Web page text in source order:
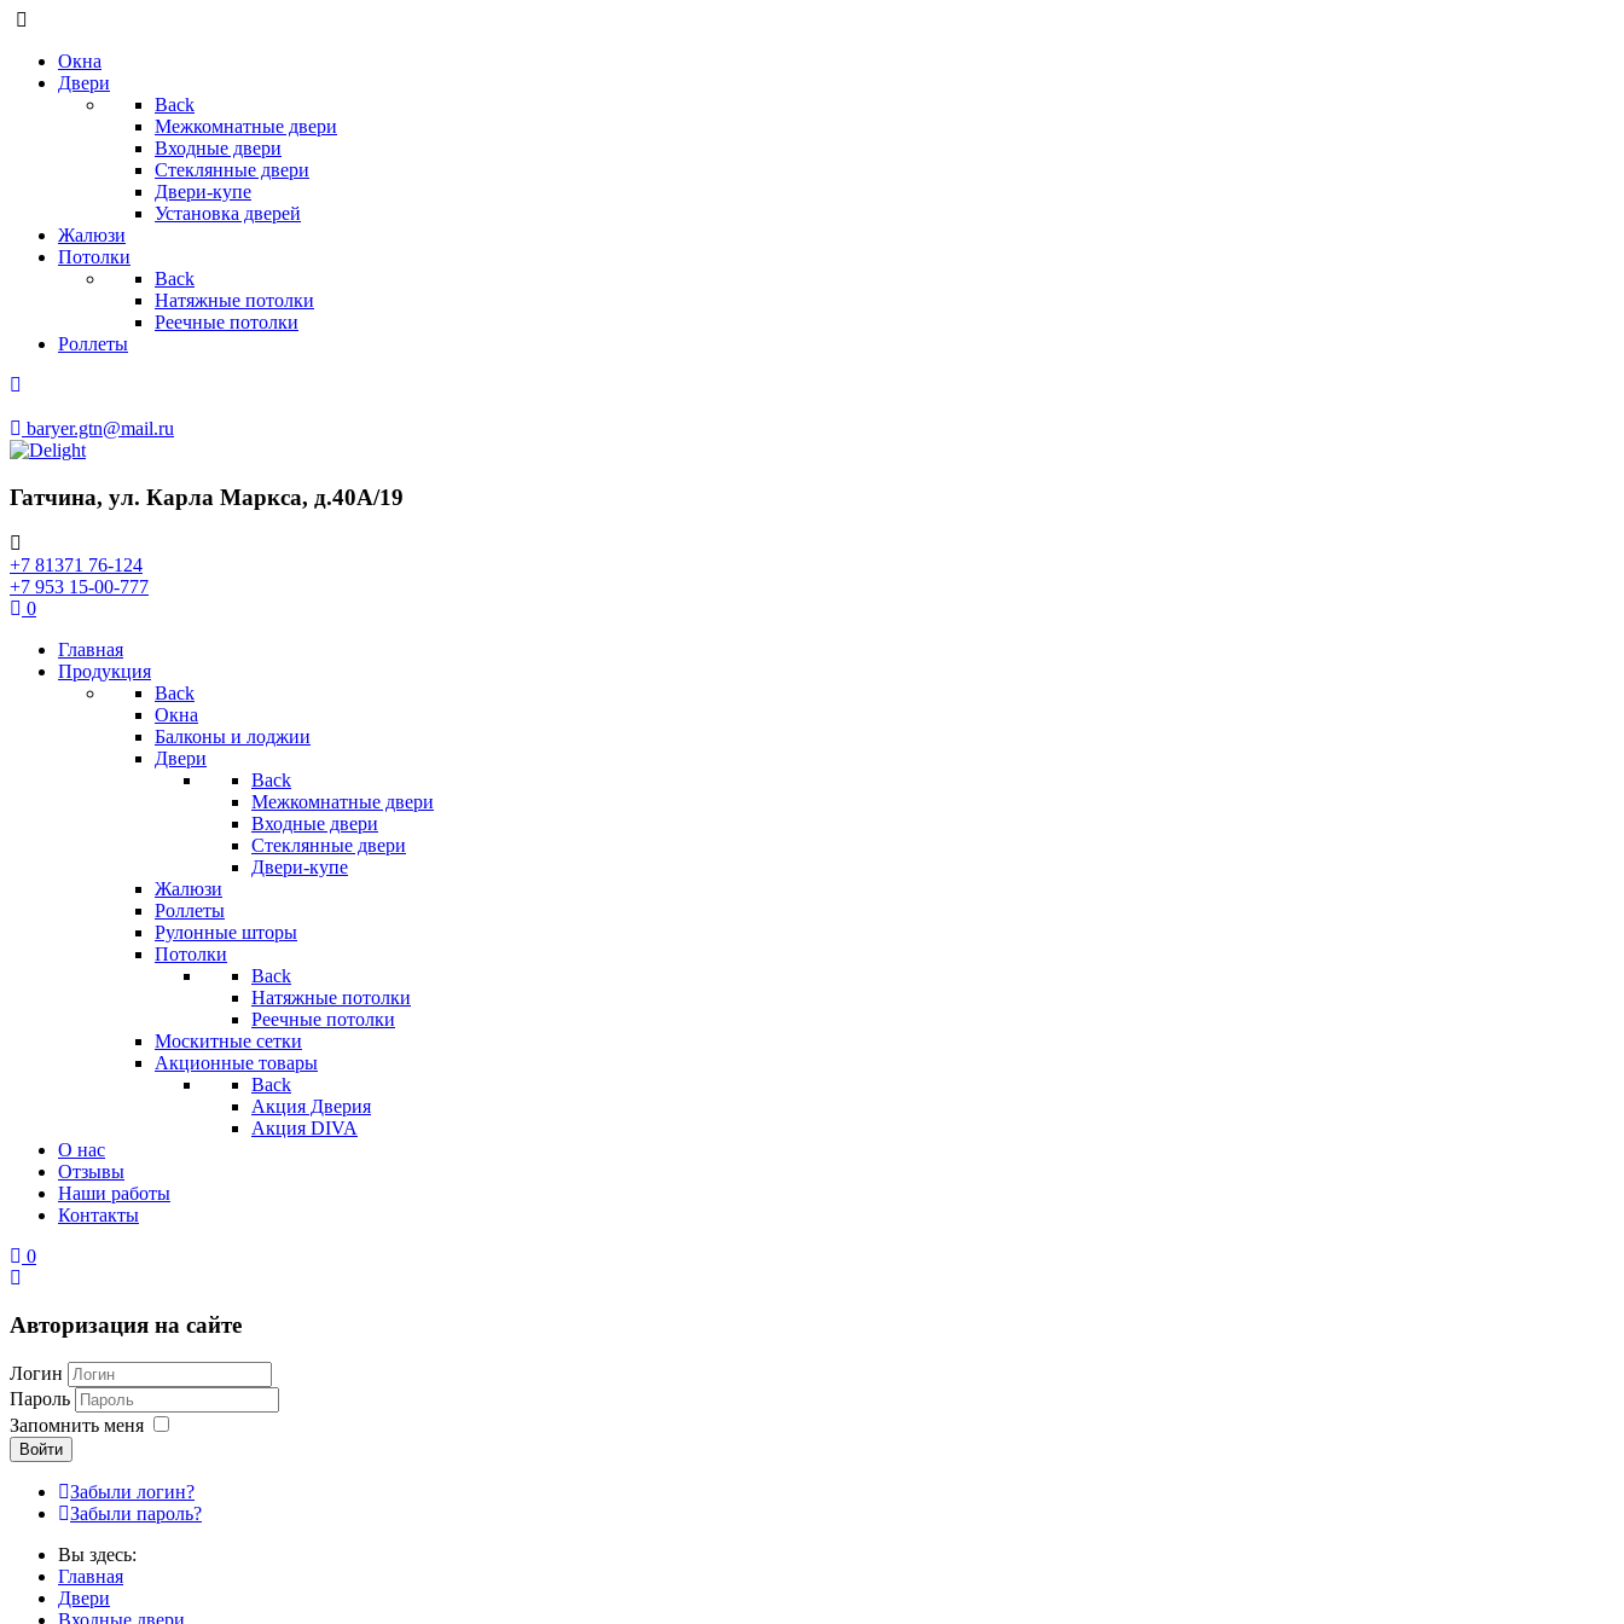
Окна
Двери
Back
Межкомнатные двери
Входные двери
Стеклянные двери
Двери-купе
Установка дверей
Жалюзи
Потолки
Back
Натяжные потолки
Реечные потолки
Роллеты
baryer.gtn@mail.ru
Гатчина, ул. Карла Маркса, д.40А/19
+7 81371 76-124
+7 953 15-00-777
0
Главная
Продукция
Back
Окна
Балконы и лоджии
Двери
Back
Межкомнатные двери
Входные двери
Стеклянные двери
Двери-купе
Жалюзи
Роллеты
Рулонные шторы
Потолки
Back
Натяжные потолки
Реечные потолки
Москитные сетки
Акционные товары
Back
Акция Дверия
Акция DIVA
О нас
Отзывы
Наши работы
Контакты
0
Авторизация на сайте
Логин
Пароль
Запомнить меня
Войти
Забыли логин?
Забыли пароль?
Вы здесь:
Главная
Двери
Входные двери